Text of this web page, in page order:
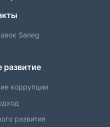
Saneg
развитие
коррупции
развития